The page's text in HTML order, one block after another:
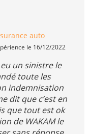
auto
le 16/12/2022
un sinistre le
toute les
indemnisation
dit que c’est en
que tout est ok
de WAKAM le